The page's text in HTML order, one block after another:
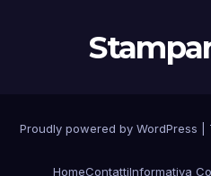
Proudly powered by WordPress
HomeContattiInformativa